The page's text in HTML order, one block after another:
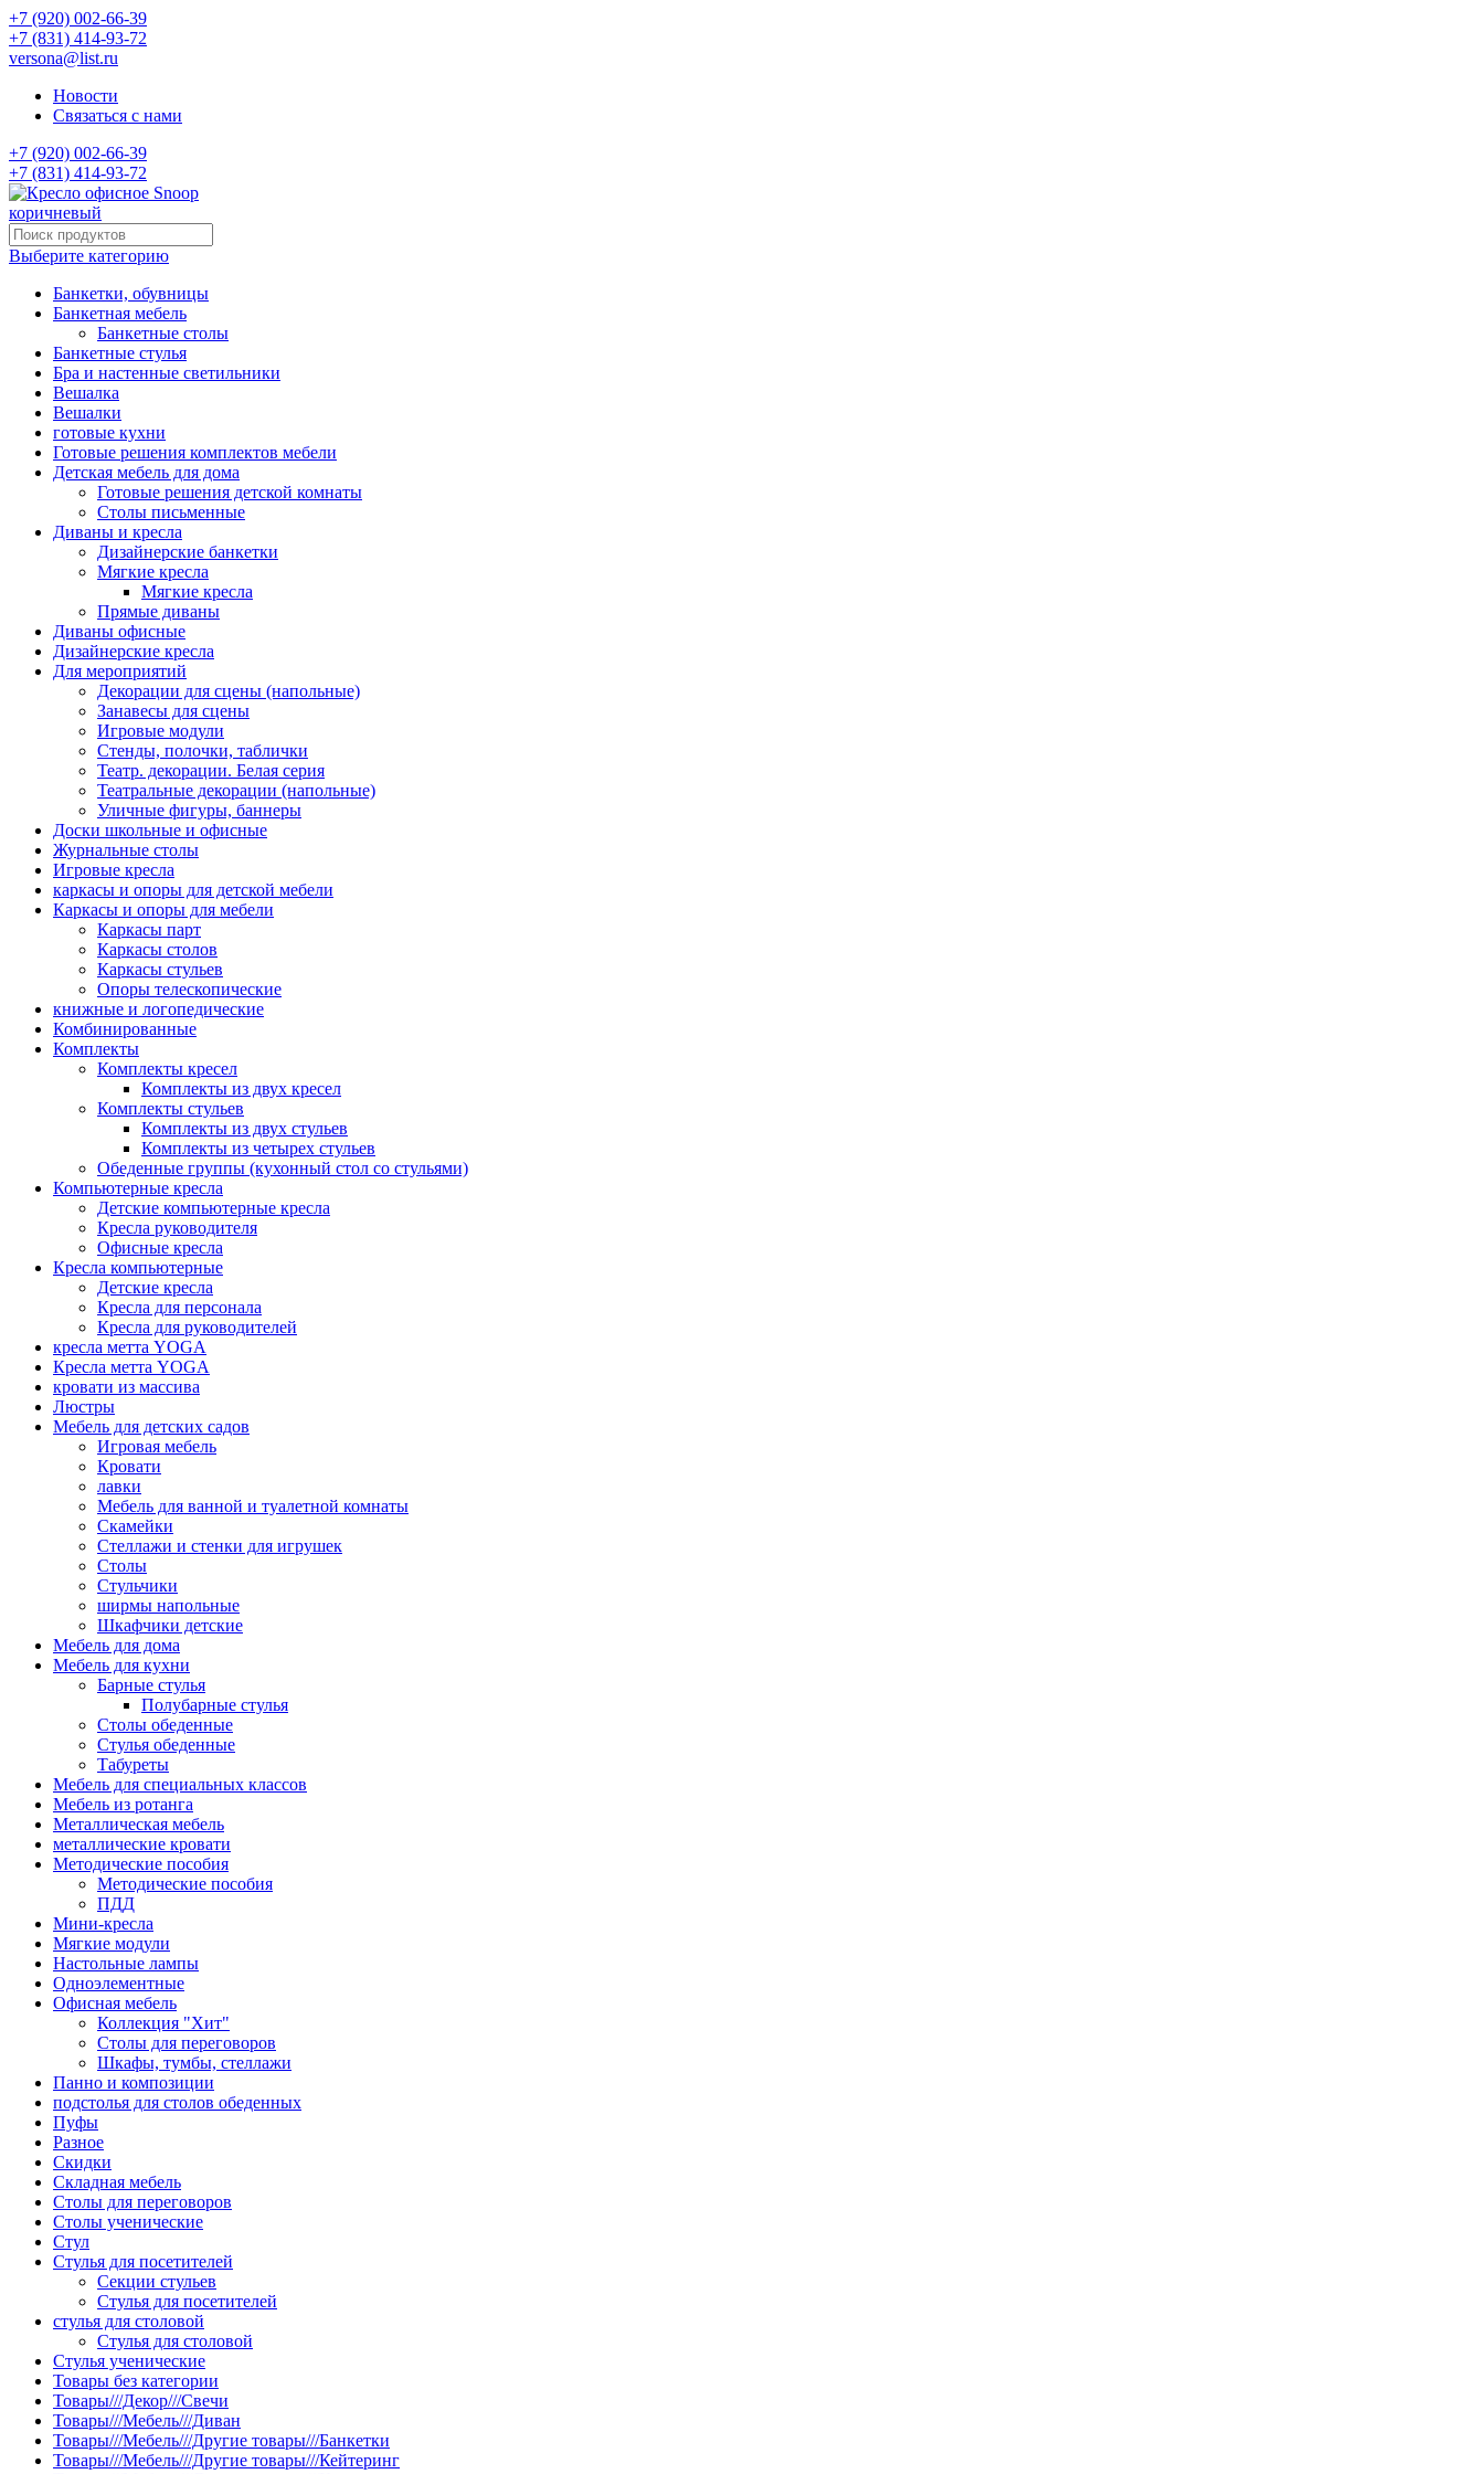
+7 (920) 002-66-39
+7 (831) 414-93-72
versona@list.ru
Новости
Связаться с нами
+7 (920) 002-66-39
+7 (831) 414-93-72
Выберите категорию
Банкетки, обувницы
Банкетная мебель
Банкетные столы
Банкетные стулья
Бра и настенные светильники
Вешалка
Вешалки
готовые кухни
Готовые решения комплектов мебели
Детская мебель для дома
Готовые решения детской комнаты
Столы письменные
Диваны и кресла
Дизайнерские банкетки
Мягкие кресла
Мягкие кресла
Прямые диваны
Диваны офисные
Дизайнерские кресла
Для мероприятий
Декорации для сцены (напольные)
Занавесы для сцены
Игровые модули
Стенды, полочки, таблички
Театр. декорации. Белая серия
Театральные декорации (напольные)
Уличные фигуры, баннеры
Доски школьные и офисные
Журнальные столы
Игровые кресла
каркасы и опоры для детской мебели
Каркасы и опоры для мебели
Каркасы парт
Каркасы столов
Каркасы стульев
Опоры телескопические
книжные и логопедические
Комбинированные
Комплекты
Комплекты кресел
Комплекты из двух кресел
Комплекты стульев
Комплекты из двух стульев
Комплекты из четырех стульев
Обеденные группы (кухонный стол со стульями)
Компьютерные кресла
Детские компьютерные кресла
Кресла руководителя
Офисные кресла
Кресла компьютерные
Детские кресла
Кресла для персонала
Кресла для руководителей
кресла метта YOGA
Кресла метта YOGA
кровати из массива
Люстры
Мебель для детских садов
Игровая мебель
Кровати
лавки
Мебель для ванной и туалетной комнаты
Скамейки
Стеллажи и стенки для игрушек
Столы
Стульчики
ширмы напольные
Шкафчики детские
Мебель для дома
Мебель для кухни
Барные стулья
Полубарные стулья
Столы обеденные
Стулья обеденные
Табуреты
Мебель для специальных классов
Мебель из ротанга
Металлическая мебель
металлические кровати
Методические пособия
Методические пособия
ПДД
Мини-кресла
Мягкие модули
Настольные лампы
Одноэлементные
Офисная мебель
Коллекция "Хит"
Столы для переговоров
Шкафы, тумбы, стеллажи
Панно и композиции
подстолья для столов обеденных
Пуфы
Разное
Скидки
Складная мебель
Столы для переговоров
Столы ученические
Стул
Стулья для посетителей
Секции стульев
Стулья для посетителей
стулья для столовой
Стулья для столовой
Стулья ученические
Товары без категории
Товары///Декор///Свечи
Товары///Мебель///Диван
Товары///Мебель///Другие товары///Банкетки
Товары///Мебель///Другие товары///Кейтеринг